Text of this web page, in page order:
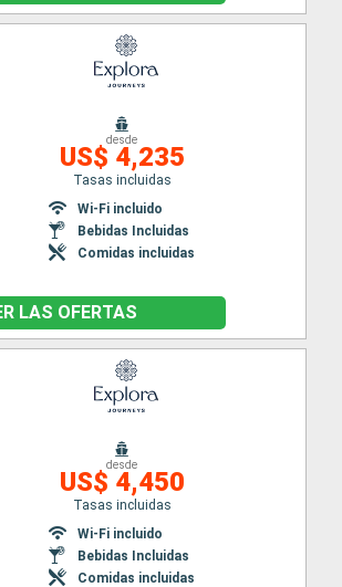
desde
US$ 4,235
Tasas incluidas
Wi-Fi incluido
Bebidas Incluidas
Comidas incluidas
LAS OFERTAS
desde
US$ 4,450
Tasas incluidas
Wi-Fi incluido
Bebidas Incluidas
Comidas incluidas